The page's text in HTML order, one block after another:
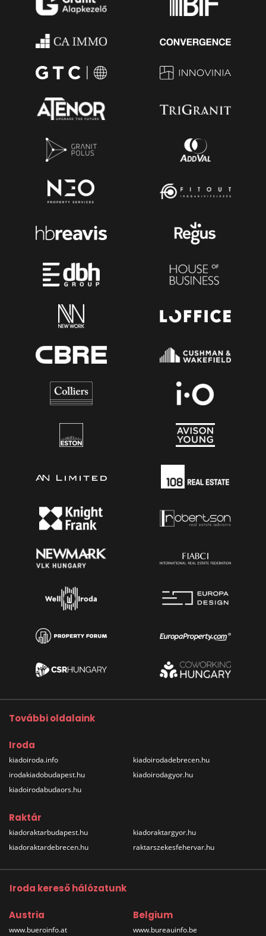
További oldalaink
Iroda
kiadoiroda.info
irodakiadobudapest.hu
kiadoirodabudaors.hu
kiadoirodadebrecen.hu
kiadoirodagyor.hu
Raktár
kiadoraktarbudapest.hu
kiadoraktardebrecen.hu
kiadoraktargyor.hu
raktarszekesfehervar.hu
Iroda kereső hálózatunk
Austria
www.bueroinfo.at
Belgium
www.bureauinfo.be